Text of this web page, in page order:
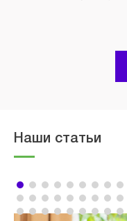
Наши статьи